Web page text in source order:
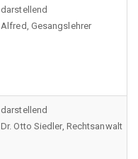
darstellend
Alfred, Gesangslehrer
darstellend
Dr. Otto Siedler, Rechtsanwalt